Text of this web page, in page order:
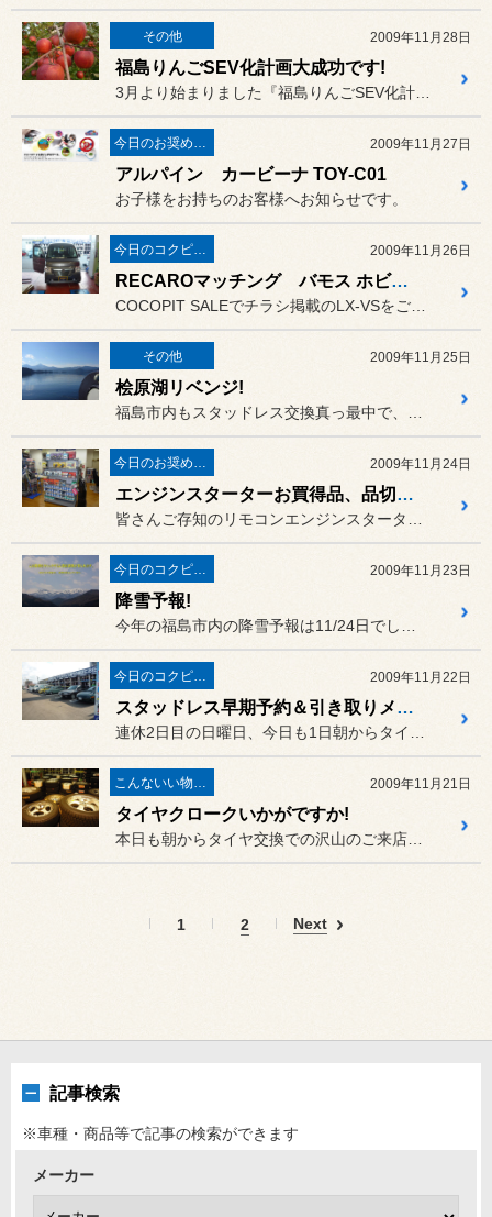
その他 2009年11月28日
福島りんごSEV化計画大成功です!
今日のお奨め商品! 2009年11月27日
アルパイン カービーナ TOY-C01
お子様をお持ちのお客様へお知らせです。
今日のコクピット西部 2009年11月26日
RECAROマッチング バモス ホビオ編
その他 2009年11月25日
桧原湖リベンジ!
今日のお奨め商品! 2009年11月24日
エンジンスターターお買得品、品切れ間近！
今日のコクピット西部 2009年11月23日
降雪予報!
今日のコクピット西部 2009年11月22日
スタッドレス早期予約＆引き取りメリット期限迫る!
こんないい物が有りますよ！ 2009年11月21日
タイヤクロークいかがですか!
1 2 Next
記事検索
※車種・商品等で記事の検索ができます
メーカー